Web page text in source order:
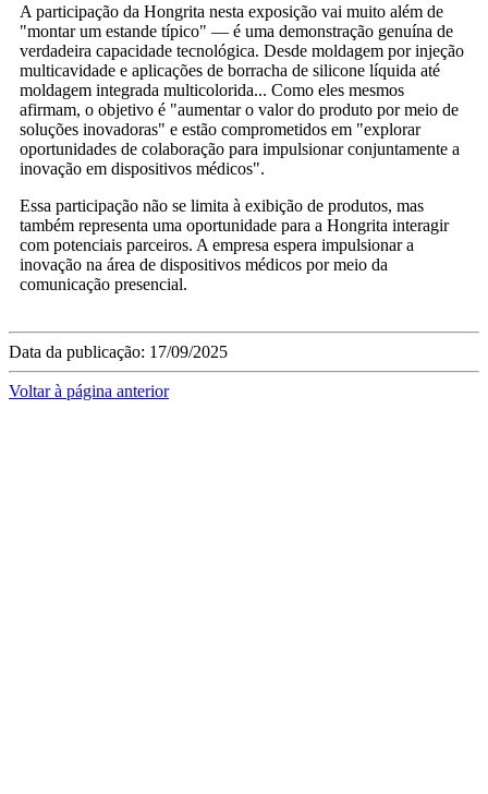
A participação da Hongrita nesta exposição vai muito além de
"montar um estande típico" — é uma demonstração genuína de
verdadeira capacidade tecnológica. Desde moldagem por injeção
multicavidade e aplicações de borracha de silicone líquida até
moldagem integrada multicolorida... Como eles mesmos
afirmam, o objetivo é "aumentar o valor do produto por meio de
soluções inovadoras" e estão comprometidos em "explorar
oportunidades de colaboração para impulsionar conjuntamente a
inovação em dispositivos médicos".
Essa participação não se limita à exibição de produtos, mas
também representa uma oportunidade para a Hongrita interagir
com potenciais parceiros. A empresa espera impulsionar a
inovação na área de dispositivos médicos por meio da
comunicação presencial.
Data da publicação: 17/09/2025
Voltar à página anterior